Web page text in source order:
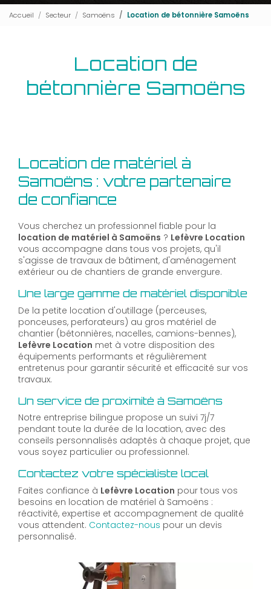
Accueil Secteur Samoëns Location de bétonnière Samoëns
Location de
bétonnière Samoëns
Location de matériel à
Samoëns : votre partenaire
de confiance
Vous cherchez un professionnel fiable pour la
location de matériel à Samoëns ? Lefèvre Location
vous accompagne dans tous vos projets, qu'il
s'agisse de travaux de bâtiment, d'aménagement
extérieur ou de chantiers de grande envergure.
Une large gamme de matériel disponible
De la petite location d'outillage (perceuses,
ponceuses, perforateurs) au gros matériel de
chantier (bétonnières, nacelles, camions-bennes),
Lefèvre Location met à votre disposition des
équipements performants et régulièrement
entretenus pour garantir sécurité et efficacité sur vos
travaux.
Un service de proximité à Samoëns
Notre entreprise bilingue propose un suivi 7j/7
pendant toute la durée de la location, avec des
conseils personnalisés adaptés à chaque projet, que
vous soyez particulier ou professionnel.
Contactez votre spécialiste local
Faites confiance à Lefèvre Location pour tous vos
besoins en location de matériel à Samoëns :
réactivité, expertise et accompagnement de qualité
vous attendent. Contactez-nous pour un devis
personnalisé.